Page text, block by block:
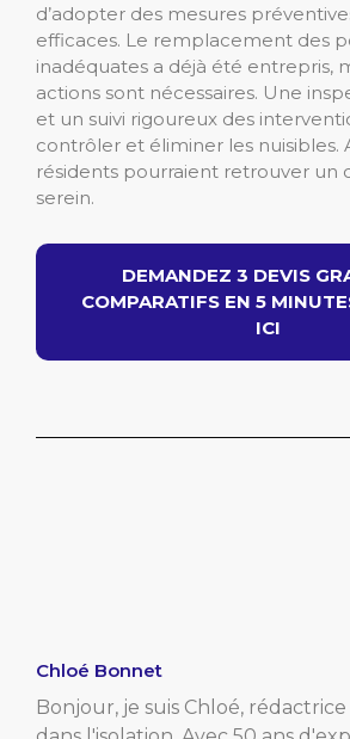
d’adopter des mesures
efficaces. Le remplacement des
inadéquates a déjà été entrepris,
actions sont nécessaires. Une
et un suivi rigoureux des
contrôler et éliminer les nuisibles.
résidents pourraient retrouver un
serein.
DEMANDEZ 3 DEVIS
COMPARATIFS EN 5
ICI
Chloé Bonnet
Bonjour, je suis Chloé,